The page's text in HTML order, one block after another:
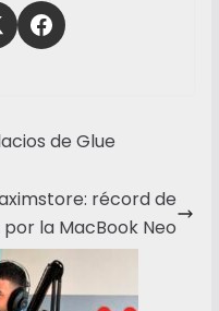
de Glue
récord de
la MacBook Neo